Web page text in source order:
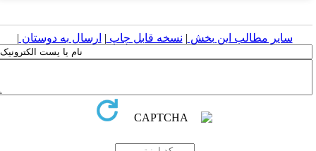
سایر مطالب این بخش | نسخه قابل چاپ| ارسال به دوستان|